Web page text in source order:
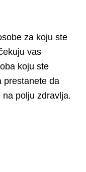
za koju ste
vas
koju ste
prestanete da
polju zdravlja.